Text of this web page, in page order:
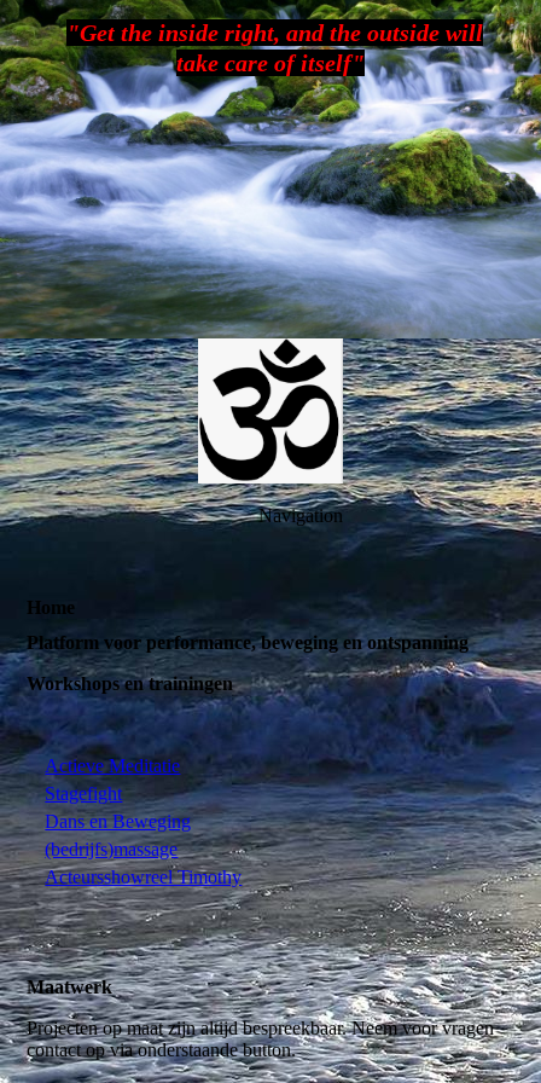
"Get the inside right, and the outside will
take care of itself"
Navigation
Home
Platform voor performance, beweging en ontspanning
Workshops en trainingen
Actieve Meditatie
Stagefight
Dans en Beweging
(bedrijfs)massage
Acteursshowreel Timothy
Maatwerk
Projecten op maat zijn altijd bespreekbaar. Neem voor vragen
contact op via onderstaande button.